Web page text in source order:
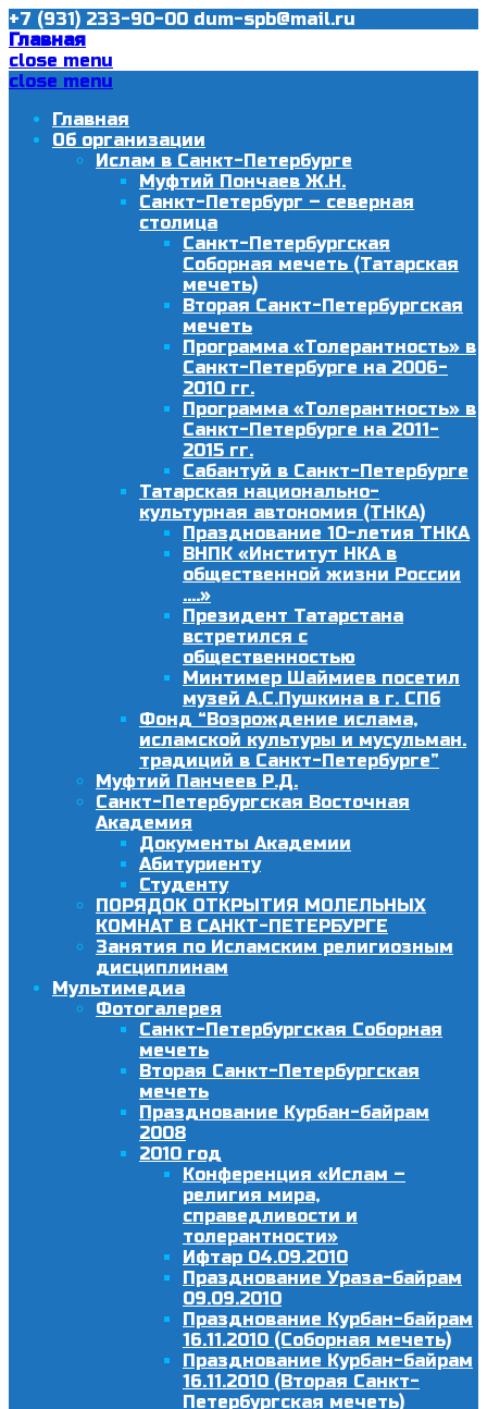
+7 (931) 233-90-00 dum-spb@mail.ru
Главная
close menu
close menu
Главная
Об организации
Ислам в Санкт-Петербурге
Муфтий Пончаев Ж.Н.
Санкт-Петербург – северная
столица
Санкт-Петербургская
Соборная мечеть (Татарская
мечеть)
Вторая Санкт-Петербургская
мечеть
Программа «Толерантность» в
Санкт-Петербурге на 2006-
2010 гг.
Программа «Толерантность» в
Санкт-Петербурге на 2011-
2015 гг.
Сабантуй в Санкт-Петербурге
Татарская национально-
культурная автономия (ТНКА)
Празднование 10-летия ТНКА
ВНПК «Институт НКА в
общественной жизни России
….»
Президент Татарстана
встретился с
общественностью
Минтимер Шаймиев посетил
музей А.С.Пушкина в г. СПб
Фонд “Возрождение ислама,
исламской культуры и мусульман.
традиций в Санкт-Петербурге”
Муфтий Панчеев Р.Д.
Санкт-Петербургская Восточная
Академия
Документы Академии
Абитуриенту
Студенту
ПОРЯДОК ОТКРЫТИЯ МОЛЕЛЬНЫХ
КОМНАТ В САНКТ-ПЕТЕРБУРГЕ
Занятия по Исламским религиозным
дисциплинам
Мультимедиа
Фотогалерея
Санкт-Петербургская Соборная
мечеть
Вторая Санкт-Петербургская
мечеть
Празднование Курбан-байрам
2008
2010 год
Конференция «Ислам –
религия мира,
справедливости и
толерантности»
Ифтар 04.09.2010
Празднование Ураза-байрам
09.09.2010
Празднование Курбан-байрам
16.11.2010 (Соборная мечеть)
Празднование Курбан-байрам
16.11.2010 (Вторая Санкт-
Петербургская мечеть)